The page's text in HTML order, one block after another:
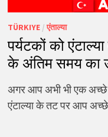
TÜRKIYE/एंताल्या
पर्यटकों को
के अंतिम समय का
अगर आप अभी भी एक
एंटाल्या के तट पर आप